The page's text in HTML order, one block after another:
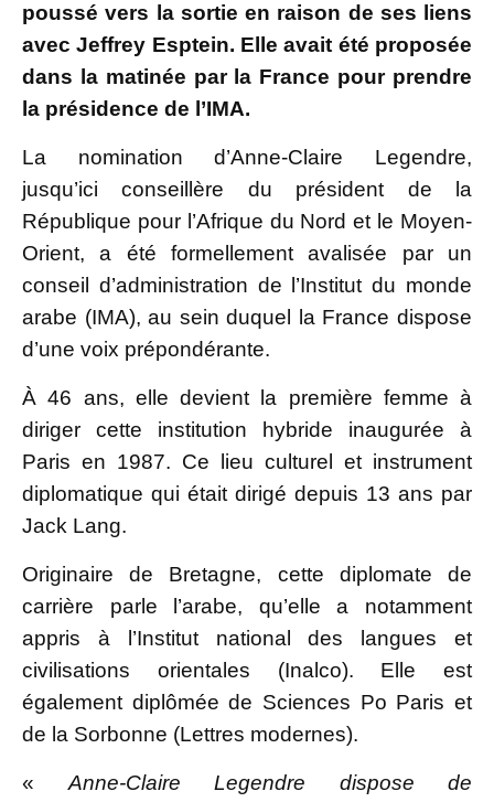
poussé vers la sortie en raison de ses liens
avec Jeffrey Esptein. Elle avait été proposée
dans la matinée par la France pour prendre
la présidence de l’IMA.
La nomination d’Anne-Claire Legendre,
jusqu’ici conseillère du président de la
République pour l’Afrique du Nord et le Moyen-
Orient, a été formellement avalisée par un
conseil d’administration de l’Institut du monde
arabe (IMA), au sein duquel la France dispose
d’une voix prépondérante.
À 46 ans, elle devient la première femme à
diriger cette institution hybride inaugurée à
Paris en 1987. Ce lieu culturel et instrument
diplomatique qui était dirigé depuis 13 ans par
Jack Lang.
Originaire de Bretagne, cette diplomate de
carrière parle l’arabe, qu’elle a notamment
appris à l’Institut national des langues et
civilisations orientales (Inalco). Elle est
également diplômée de Sciences Po Paris et
de la Sorbonne (Lettres modernes).
«Anne-Claire Legendre dispose de